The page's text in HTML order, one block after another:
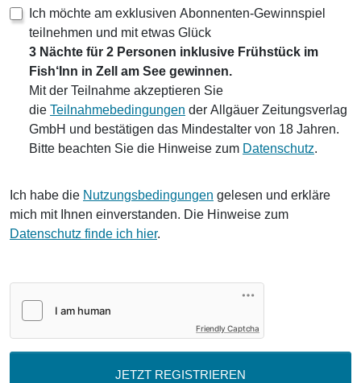
Ich möchte am exklusiven Abonnenten-Gewinnspiel
teilnehmen und mit etwas Glück
3 Nächte für 2 Personen inklusive Frühstück im
Fish‘Inn in Zell am See gewinnen.
Mit der Teilnahme akzeptieren Sie
die Teilnahmebedingungen der Allgäuer Zeitungsverlag
GmbH und bestätigen das Mindestalter von 18 Jahren.
Bitte beachten Sie die Hinweise zum Datenschutz.
Ich habe die Nutzungsbedingungen gelesen und erkläre
mich mit Ihnen einverstanden. Die Hinweise zum
Datenschutz finde ich hier.
Friendly Captcha
JETZT REGISTRIEREN